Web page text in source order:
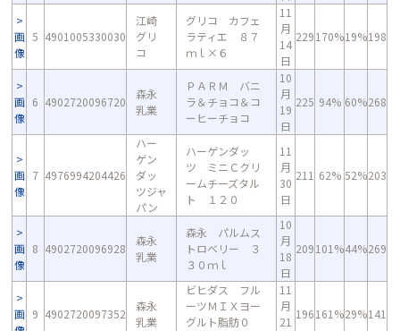
画
像
5 4901005330030
江崎
グリ
コ
グリコ カフェ
ラティエ ８７
ｍｌ×６
11
月
14
日
229170%19%198
画
像
6 4902720096720
森永
乳業
ＰＡＲＭ バニ
ラ＆チョコ＆コ
ーヒーチョコ
10
月
19
日
225 94% 60%268
画
像
7 4976994204426
ハー
ゲン
ダッ
ツジャ
パン
ハーゲンダッ
ツ ミニＣクリ
ームチーズタル
ト １２０
11
月
30
日
211 62% 52%203
画
像
8 4902720096928
森永
乳業
森永 パルムス
トロベリー ３
３０ｍｌ
10
月
18
日
209101%44%269
画 9 4902720097352
森永
乳業
ビヒダス フル
ーツＭＩＸヨー
グルト脂肪０
11
月
21
196161%29%141